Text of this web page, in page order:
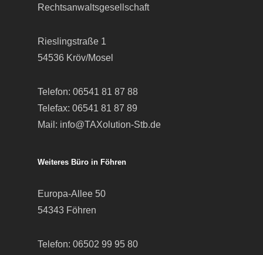
Rechtsanwaltsgesellschaft
Rieslingstraße 1
54536 Kröv/Mosel
Telefon: 06541 81 87 88
Telefax: 06541 81 87 89
Mail: info@TAXolution-Stb.de
Weiteres Büro in Föhren
Europa-Allee 50
54343 Föhren
Telefon: 06502 99 95 80